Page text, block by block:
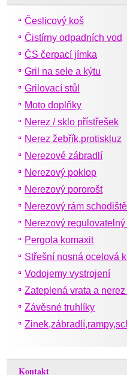
Česlicový koš
Čistírny odpadních vod
ČS čerpací jímka
Gril na sele a kýtu
Grilovací stůl
Moto doplňky
Nerez / sklo přístřešek
Nerez žebřík,protiskluz
Nerezové zábradlí
Nerezový poklop
Nerezový pororošt
Nerezový rám schodiště
Nerezový
Pergola komaxit
Střešní nosná ocelová
Vodojemy vystrojení
Zateplená vrata a
Závěsné truhlíky
Kontakt